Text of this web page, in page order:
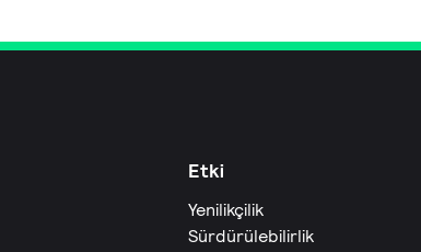
Etki
Yenilikçilik
Sürdürülebilirlik